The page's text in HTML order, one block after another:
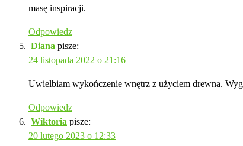
masę inspiracji.
Odpowiedz
Diana pisze:
24 listopada 2022 o 21:16
Uwielbiam wykończenie wnętrz z użyciem drewna.
Odpowiedz
Wiktoria pisze:
20 lutego 2023 o 12:33